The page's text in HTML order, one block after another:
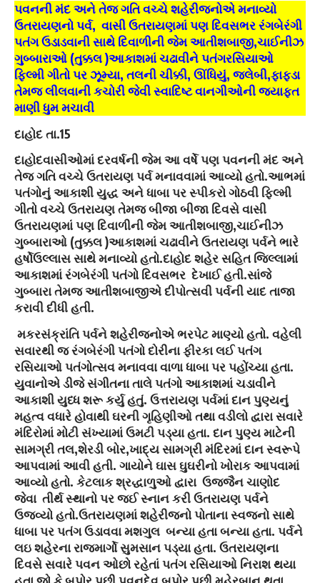
પવનની મંદ અને તેજ ગતિ વચ્ચે શહેરીજનોએ મનાવ્યો
ઉતરાયણનો પર્વ, વાસી ઉતરાયણમાં પણ દિવસભર રંગબેરંગી
પતંગ ઉડાડવાની સાથે દિવાળીની જેમ આતીશબાજી,ચાઈનીઝ
ગુબ્બારાઓ (તુક્કલ )આકાશમાં ચઢાવીને પતંગરસિયાઓ
ફિલ્મી ગીતો પર ઝૂમ્યા, તલની ચીક્કી, ઊંધિયું, જલેબી,ફાફડા
તેમજ લીલવાની કચોરી જેવી સ્વાદિષ્ટ વાનગીઓની જયાફત
માણી ધુમ મચાવી
દાહોદ તા.15
દાહોદવાસીઓમાં દરવર્ષની જેમ આ વર્ષે પણ પવનની મંદ અને
તેજ ગતિ વચ્ચે ઉતરાયણ પર્વ મનાવવામાં આવ્યો હતો.આભમાં
પતંગોનું આકાશી યુદ્ધ અને ધાબા પર સ્પીકરો ગોઠવી ફિલ્મી
ગીતો વચ્ચે ઉતરાયણ તેમજ બીજા બીજા દિવસે વાસી
ઉતરાયણમાં પણ દિવાળીની જેમ આતીશબાજી,ચાઈનીઝ
ગુબ્બારાઓ (તુક્કલ )આકાશમાં ચઢાવીને ઉતરાયણ પર્વને ભારે
હર્ષોઉલ્લાસ સાથે મનાવ્યો હતો.દાહોદ શહેર સહિત જિલ્લામાં
આકાશમાં રંગબેરંગી પતંગો દિવસભર દેખાઈ હતી.સાંજે
ગુબ્બારા તેમજ આતીશબાજીએ દીપોત્સવી પર્વની યાદ તાજા
કરાવી દીધી હતી.
મકરસંક્રાંતિ પર્વને શહેરીજનોએ ભરપેટ માણ્યો હતો. વહેલી
સવારથી જ રંગબેરંગી પતંગો દોરીના ફીરકા લઈ પતંગ
રસિયાઓ પતંગોત્સવ મનાવવા વાળા ધાબા પર પહોંચ્યા હતા.
યુવાનોએ ડીજે સંગીતના તાલે પતંગો આકાશમાં ચડાવીને
આકાશી યુધ્ધ શરૂ કર્યુ હતું. ઉત્તરાયણ પર્વમાં દાન પુણ્યનું
મહત્વ વધારે હોવાથી ઘરની ગૃહિણીઓ તથા વડીલો દ્વારા સવારે
મંદિરોમાં મોટી સંખ્યામાં ઉમટી પડ્યા હતા. દાન પુણ્ય માટેની
સામગ્રી તલ,શેરડી બોર,ખાદ્ય સામગ્રી મંદિરમાં દાન સ્વરૂપે
આપવામાં આવી હતી. ગાયોને ઘાસ ઘુઘરીનો ખોરાક આપવામાં
આવ્યો હતો. કેટલાક શ્રદ્ધાળુઓ દ્વારા ઉજ્જૈન ચાણોદ
જેવા તીર્થ સ્થાનો પર જઈ સ્નાન કરી ઉતરાયણ પર્વને
ઉજવ્યો હતો.ઉતરાયણમાં શહેરીજનો પોતાના સ્વજનો સાથે
ધાબા પર પતંગ ઉડાવવા મશગુલ બન્યા હતા બન્યા હતા. પર્વને
લઇ શહેરના રાજમાર્ગો સુમસાન પડ્યા હતા. ઉતરાયણના
દિવસે સવારે પવન ઓછો રહેતાં પતંગ રસિયાઓ નિરાશ થયા
હતા જો કે બપોર પછી પવનદેવ બપોર પછી મહેરબાન થતા